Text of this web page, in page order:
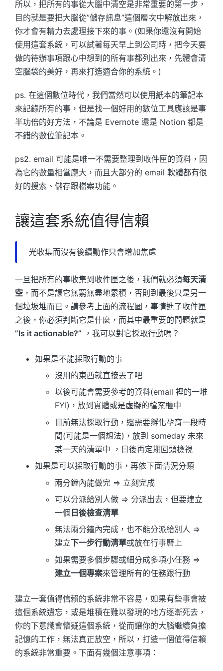
所以，把所有的事從大腦中清空是非常重要的第一步，
目的就是要把大腦從”儲存訊息”這個層次中解放出來，
你才會有精力去處理接下來的事。(如果你還沒有開始
使用這套系統，可以試著每天早上到公司時，把今天要
做的待辦事項跟心中想到的所有事都列出來，先體會清
空腦袋的美好，再來打造適合你的系統。)
ps. 在這個數位時代，我們當然可以使用紙本的筆記本
來記錄所有的事，但是找一個好用的數位工具應該是事
半功倍的好方法，不論是 Evernote 還是 Notion 都是
不錯的數位筆記本。
ps2. email 可能是唯一不需要整理到收件匣的資料，因
為它的數量相當龐大，而且大部分的 email 軟體都有很
好的搜索、儲存跟檔案功能。
讓這套系統值得信賴
光收集而沒有後續動作只會增加焦慮
一旦把所有的事收集到收件匣之後，我們就必須每天清
空 ，而不是讓它無窮無盡地累積，否則到最後只是另一
個垃圾堆而已。請參考上面的流程圖，事情進了收件匣
之後，你必須判斷它是什麼，而其中最重要的問題就是
”Is it actionable?” ，我可以對它採取行動嗎？
如果是不能採取行動的事
沒用的東西就直接丟了吧
以後可能會需要參考的資料(email 裡的一堆
FYI)，放到實體或是虛擬的檔案櫃中
目前無法採取行動，還需要孵化孕育一段時
間(可能是一個想法)，放到 someday 未來
某一天的清單中 ，日後再定期回頭檢視
如果是可以採取行動的事，再依下面情況分類
兩分鐘內能做完 ⇒ 立刻完成
可以分派給別人做 ⇒ 分派出去，但要建立
一個 日後檢查清單
無法兩分鐘內完成，也不能分派給別人 ⇒
建立下一步行動清單或放在行事曆上
如果需要多個步驟或細分成多項小任務 ⇒
建立一個專案來管理所有的任務跟行動
建立一套值得信賴的系統非常不容易，如果有些事會被
這個系統遺忘，或是堆積在難以發現的地方逐漸死去，
你的下意識會懷疑這個系統，從而讓你的大腦繼續負擔
記憶的工作，無法真正放空，所以，打造一個值得信賴
的系統非常重要。下面有幾個注意事項：